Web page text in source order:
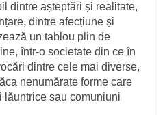
dintre așteptări și realitate,
dintre afecțiune și
un tablou plin de
într-o societate din ce în
dintre cele mai diverse,
nenumărate forme care
lăuntrice sau comuniuni